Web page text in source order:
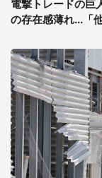
電撃トレードの巨
の存在感薄れ...「